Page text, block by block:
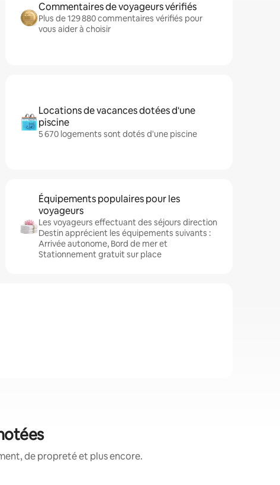
Commentaires de voyageurs vérifiés
Plus de 129 880 commentaires vérifiés pour
vous aider à choisir
Locations de vacances dotées d'une
piscine
5 670 logements sont dotés d'une piscine
Équipements populaires pour les
voyageurs
Les voyageurs effectuant des séjours direction
Destin apprécient les équipements suivants :
Arrivée autonome, Bord de mer et
Stationnement gratuit sur place
de propreté et plus encore.